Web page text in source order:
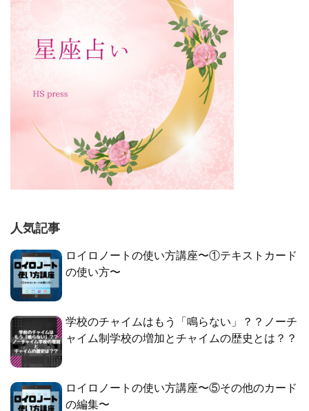
人気記事
ロイロノートの使い方講座〜①テキストカード
の使い方〜
学校のチャイムはもう「鳴らない」？？ノーチ
ャイム制学校の増加とチャイムの歴史とは？？
ロイロノートの使い方講座〜⑤その他のカード
の編集〜